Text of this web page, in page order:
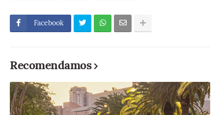
Facebook
Recomendamos